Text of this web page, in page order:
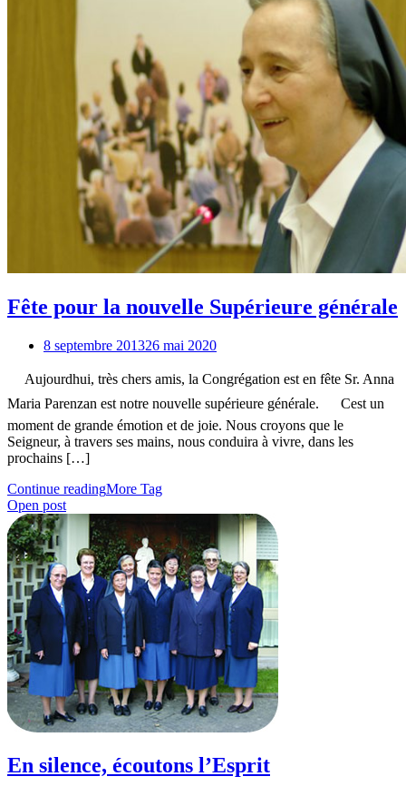
Fête pour la nouvelle Supérieure générale
8 septembre 201326 mai 2020
Aujourdhui, très chers amis, la Congrégation est en fête Sr. Anna
Maria Parenzan est notre nouvelle supérieure générale. Cest un
moment de grande émotion et de joie. Nous croyons que le
Seigneur, à travers ses mains, nous conduira à vivre, dans les
prochains […]
Continue readingMore Tag
Open post
En silence, écoutons l’Esprit